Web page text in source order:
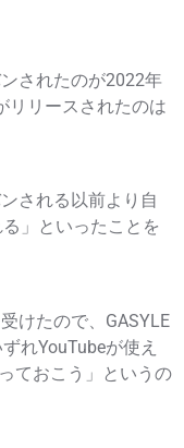
されたのが2022年
リリースされたのは
される以前より自
」といったことを
けたので、GASYLE
れYouTubeが使え
ておこう」というの